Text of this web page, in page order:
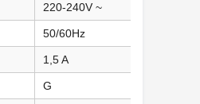
220-240V ~
50/60Hz
1,5 A
G